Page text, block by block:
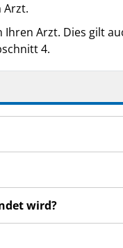
Arzt.
Arzt. Dies gilt
4.
wird?